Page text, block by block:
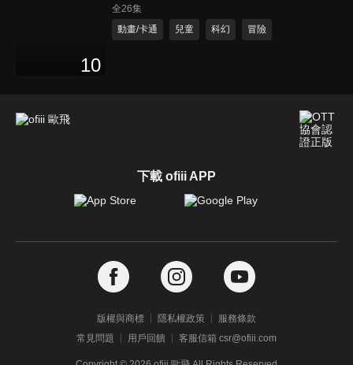
10
全26集
動畫/卡通
兒童 科幻 冒險
下載 ofiii APP
版權與商標 隱私權政策
服務條款
常見問題
用戶回饋 客服信箱 csr@ofiii.com